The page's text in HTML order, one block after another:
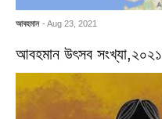
আবহমান - Aug 23, 2021
আবহমান উৎসব সংখ্যা,২০২১